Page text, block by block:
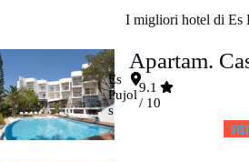
I migliori hotel di Es
Apartam.
Es
Pujol
s
9.1
/ 10